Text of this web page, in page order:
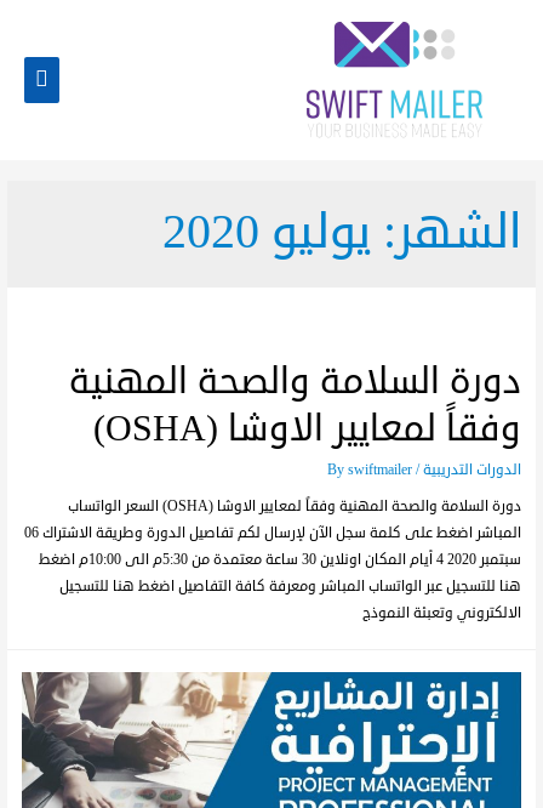
الشهر:يوليو 2020
دورة السلامة والصحة المهنية
وفقاً لمعايير الاوشا (OSHA)
الدورات التدريبية/ By
swiftmailer
دورة السلامة والصحة المهنية وفقاً لمعايير الاوشا (OSHA) السعر الواتساب
المباشر اضغط على كلمة سجل الآن لإرسال لكم تفاصيل الدورة وطريقة الاشتراك 06
سبتمبر 2020 4 أيام المكان اونلاين 30 ساعة معتمدة من 5:30م الى 10:00م اضغط
هنا للتسجيل عبر الواتساب المباشر ومعرفة كافة التفاصيل اضغط هنا للتسجيل
الالكتروني وتعبئة النموذج